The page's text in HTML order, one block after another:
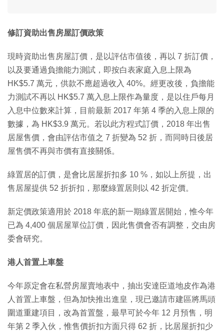
修訂資助出售房屋訂價政策
現時資助出售房屋訂價，是以評估市值後，再以 7 折訂價，
以及要通過負擔能力測試，即按白表家庭入息上限為
HK$5.7 萬元，供款不應超過收入 40%。經更改後，負擔能
力測試不再以 HK$5.7 萬入息上限作為量度，是以住戶每月
入息中位數來計算，目前最新 2017 年第 4 季的入息上限的
數據，為 HK$3.9 萬元。若以此方程式訂價，2018 年出售
居屋售價，會由評估市值之 7 折變為 52 折，而同時日後居
屋售價不再與市價有直接關係。
綠置居的訂價，是會比居屋折扣多 10 %，如以上所提，出
售居屋提供 52 折折扣，那麼綠置居則以 42 折定價。
新定價政策適用於 2018 年底的新一期綠置居開始，惟今年
已為 4,400 個居屋單位訂價，因此售價會否有調整，交由房
委會研究。
港人首置上車盤
今年原定會在私營房屋賣地表中，抽出安達臣道地皮作為港
人首置上車盤，但為加快推出進皇，現已邀請市建區將馬頭
圍道重建項目，改為首置盤，最早可於今年 12 月預售，明
年第 2 季入伙，惟售價折扣方面只得 62 折，比居屋折扣少